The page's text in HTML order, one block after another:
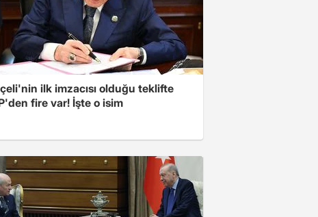
ilk imzacısı olduğu teklifte
fire var! İşte o isim